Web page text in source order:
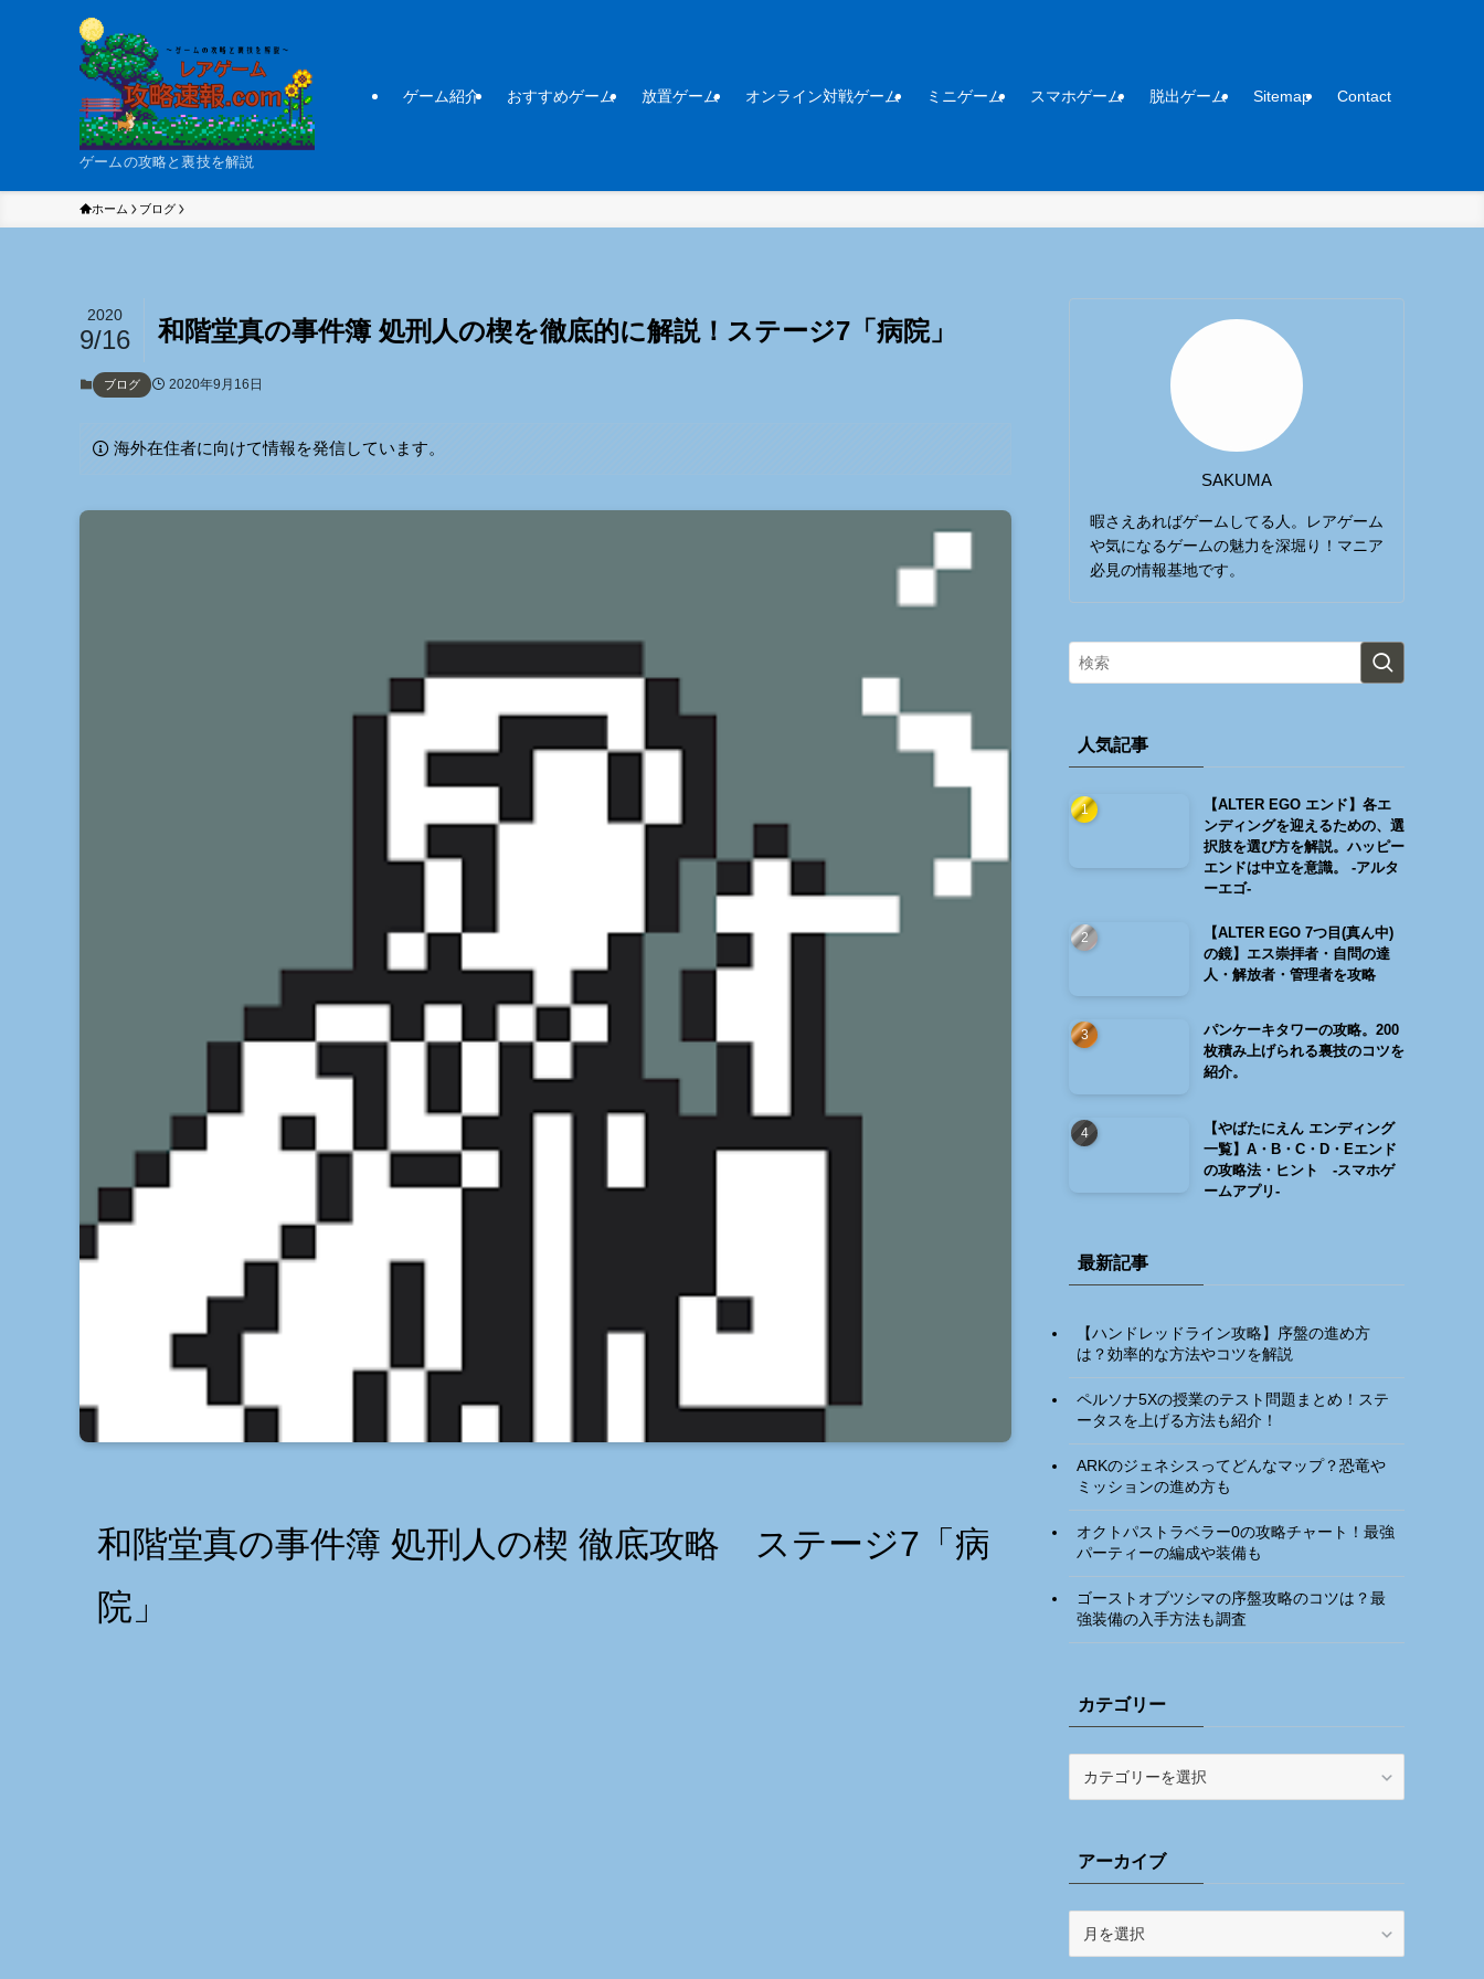
ゲームの攻略と裏技を解説
ゲーム紹介 おすすめゲーム 放置ゲーム オンライン対戦ゲーム ミニゲーム スマホゲーム 脱出ゲーム Sitemap Contact
ホーム ブログ
和階堂真の事件簿 処刑人の楔を徹底的に解説！ステージ7「病院」
2020
9/16
ブログ 2020年9月16日
海外在住者に向けて情報を発信しています。
和階堂真の事件簿 処刑人の楔 徹底攻略 ステージ7「病
院」
SAKUMA
暇さえあればゲームしてる人。レアゲーム
や気になるゲームの魅力を深堀り！マニア
必見の情報基地です。
人気記事
【ALTER EGO エンド】各エ
ンディングを迎えるための、選
択肢を選び方を解説。ハッピー
エンドは中立を意識。 -アルタ
ーエゴ-
【ALTER EGO 7つ目(真ん中)
の鏡】エス崇拝者・自問の達
人・解放者・管理者を攻略
パンケーキタワーの攻略。200
枚積み上げられる裏技のコツを
紹介。
【やばたにえん エンディング
一覧】A・B・C・D・Eエンド
の攻略法・ヒント -スマホゲ
ームアプリ-
最新記事
【ハンドレッドライン攻略】序盤の進め方
は？効率的な方法やコツを解説
ペルソナ5Xの授業のテスト問題まとめ！ステ
ータスを上げる方法も紹介！
ARKのジェネシスってどんなマップ？恐竜や
ミッションの進め方も
オクトパストラベラー0の攻略チャート！最強
パーティーの編成や装備も
ゴーストオブツシマの序盤攻略のコツは？最
強装備の入手方法も調査
カテゴリー
ーアーカイブ